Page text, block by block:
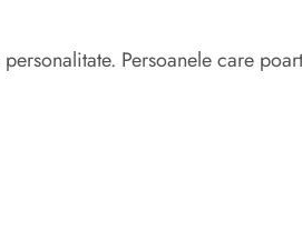
Persoanele care